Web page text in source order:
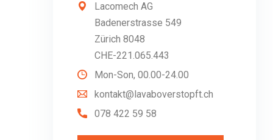
Lacomech AG
Badenerstrasse 549
Zürich 8048
CHE-221.065.443
Mon-Son, 00.00-24.00
kontakt@lavaboverstopft.ch
078 422 59 58